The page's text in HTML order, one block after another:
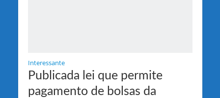
Interessante
Publicada lei que permite
pagamento de bolsas da